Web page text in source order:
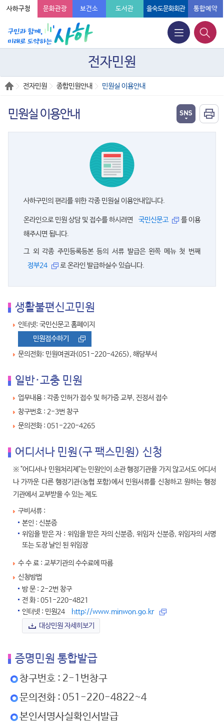
사하구청 문화관광 보건소 도서관 을숙도문화회관 통합예약
전자민원
전자민원 종합민원안내 민원실 이용안내
민원실 이용안내
사하구민의 편리를 위한 각종 민원실 이용안내입니다.
온라인으로 민원 상담 및 접수를 하시려면 국민신문고
를 이용
해주시면 됩니다.
그 외 각종 주민등록등본 등의 서류 발급은 왼쪽 메뉴 첫 번째
정부24
로 온라인 발급하실수 있습니다.
생활불편신고민원
인터넷: 국민신문고 홈페이지
민원접수하기
문의전화: 민원여권과(051-220-4265), 해당부서
일반·고충 민원
업무내용 : 각종 인허가 접수 및 허가증 교부, 진정서 접수
창구번호 : 2-3번 창구
문의전화 : 051-220-4265
어디서나 민원(구 팩스민원) 신청
※ "어디서나 민원처리제"는 민원인이 소관 행정기관을 가지 않고서도 어디서
나 가까운 다른 행정기관(농협 포함)에서 민원서류를 신청하고 원하는 행정
기관에서 교부받을 수 있는 제도
구비서류 :
본인 : 신분증
위임을 받은 자 : 위임을 받은 자의 신분증, 위임자 신분증, 위임자의 서명
또는 도장 날인 된 위임장
수 수 료 : 교부기관의 수수료에 따름
신청방법
방 문 : 2-2번 창구
전 화 : 051-220-4821
인터넷 : 민원24
http://www.minwon.go.kr
대상민원 자세히보기
증명민원 통합발급
창구번호 : 2-1번창구
문의전화 : 051-220-4822~4
본인서명사실확인서발급